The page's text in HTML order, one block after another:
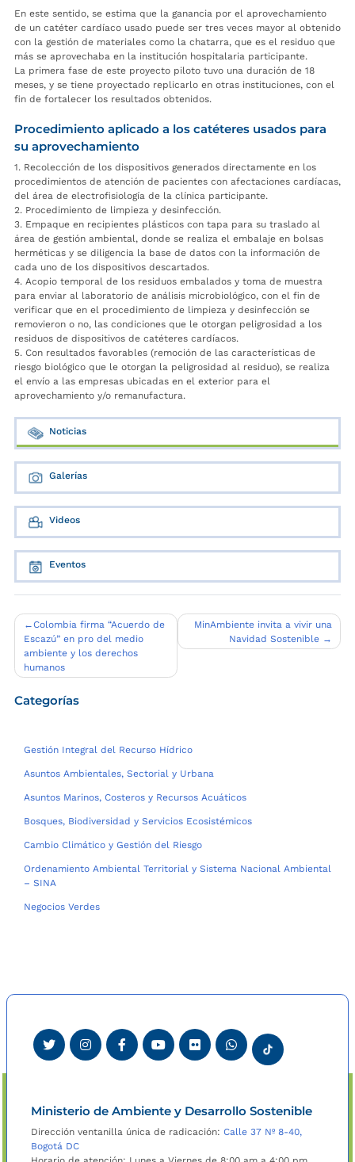
En este sentido, se estima que la ganancia por el aprovechamiento
de un catéter cardíaco usado puede ser tres veces mayor al obtenido
con la gestión de materiales como la chatarra, que es el residuo que
más se aprovechaba en la institución hospitalaria participante.
La primera fase de este proyecto piloto tuvo una duración de 18
meses, y se tiene proyectado replicarlo en otras instituciones, con el
fin de fortalecer los resultados obtenidos.
Procedimiento aplicado a los catéteres usados para
su aprovechamiento
1. Recolección de los dispositivos generados directamente en los
procedimientos de atención de pacientes con afectaciones cardíacas,
del área de electrofisiología de la clínica participante.
2. Procedimiento de limpieza y desinfección.
3. Empaque en recipientes plásticos con tapa para su traslado al
área de gestión ambiental, donde se realiza el embalaje en bolsas
herméticas y se diligencia la base de datos con la información de
cada uno de los dispositivos descartados.
4. Acopio temporal de los residuos embalados y toma de muestra
para enviar al laboratorio de análisis microbiológico, con el fin de
verificar que en el procedimiento de limpieza y desinfección se
removieron o no, las condiciones que le otorgan peligrosidad a los
residuos de dispositivos de catéteres cardíacos.
5. Con resultados favorables (remoción de las características de
riesgo biológico que le otorgan la peligrosidad al residuo), se realiza
el envío a las empresas ubicadas en el exterior para el
aprovechamiento y/o remanufactura.
Noticias
Galerías
Videos
Eventos
Navegación
de
entradas
Colombia firma “Acuerdo de
Escazú” en pro del medio
ambiente y los derechos
humanos
MinAmbiente invita a vivir una
Navidad Sostenible
Categorías
Gestión Integral del Recurso Hídrico
Asuntos Ambientales, Sectorial y Urbana
Asuntos Marinos, Costeros y Recursos Acuáticos
Bosques, Biodiversidad y Servicios Ecosistémicos
Cambio Climático y Gestión del Riesgo
Ordenamiento Ambiental Territorial y Sistema Nacional Ambiental
– SINA
Negocios Verdes
Ministerio de Ambiente y Desarrollo Sostenible
Dirección ventanilla única de radicación: Calle 37 Nº 8-40,
Bogotá DC